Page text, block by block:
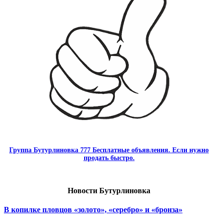
Группа Бутурлиновка 777 Бесплатные объявления. Если нужно
продать быстро.
Новости Бутурлиновка
В копилке пловцов «золото», «серебро» и «бронза»